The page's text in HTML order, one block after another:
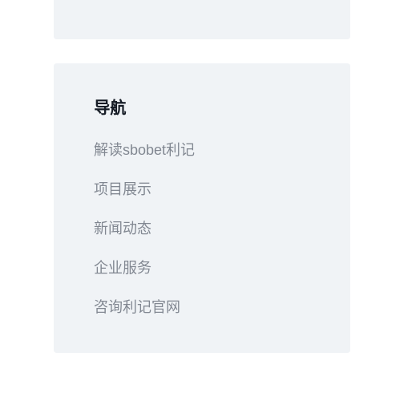
导航
解读sbobet利记
项目展示
新闻动态
企业服务
咨询利记官网